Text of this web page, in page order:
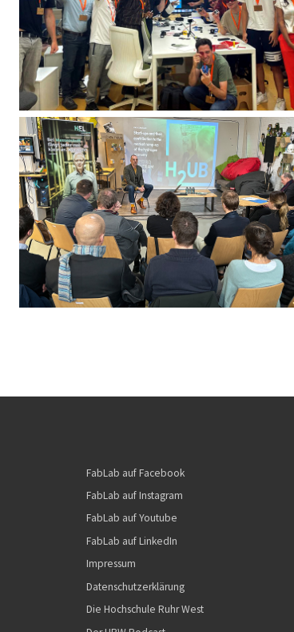
FabLab auf Facebook
FabLab auf Instagram
FabLab auf Youtube
FabLab auf LinkedIn
Impressum
Datenschutzerklärung
Die Hochschule Ruhr West